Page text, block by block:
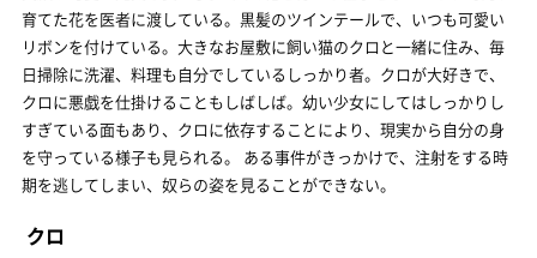
育てた花を医者に渡している。黒髪のツインテールで、いつも可愛い
リボンを付けている。大きなお屋敷に飼い猫のクロと一緒に住み、毎
日掃除に洗濯、料理も自分でしているしっかり者。クロが大好きで、
クロに悪戯を仕掛けることもしばしば。幼い少女にしてはしっかりし
すぎている面もあり、クロに依存することにより、現実から自分の身
を守っている様子も見られる。 ある事件がきっかけで、注射をする時
期を逃してしまい、奴らの姿を見ることができない。
クロ